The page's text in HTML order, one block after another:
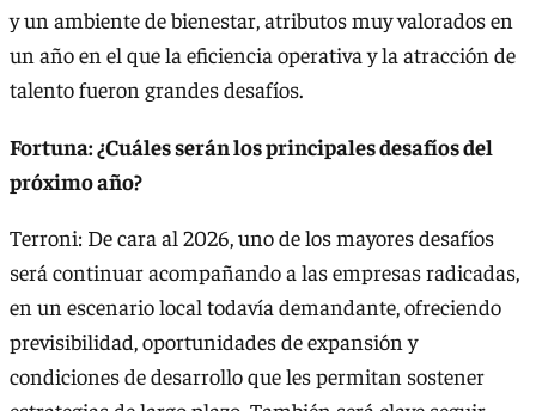
y un ambiente de bienestar, atributos muy valorados en
un año en el que la eficiencia operativa y la atracción de
talento fueron grandes desafíos.
Fortuna: ¿Cuáles serán los principales desafíos del
próximo año?
Terroni: De cara al 2026, uno de los mayores desafíos
será continuar acompañando a las empresas radicadas,
en un escenario local todavía demandante, ofreciendo
previsibilidad, oportunidades de expansión y
condiciones de desarrollo que les permitan sostener